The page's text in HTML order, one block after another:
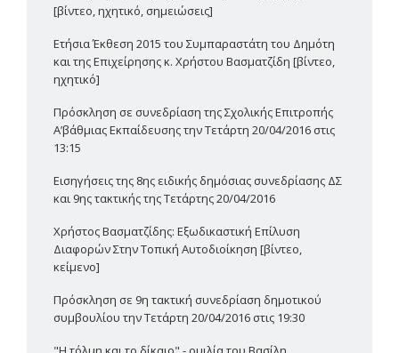
[βίντεο, ηχητικό, σημειώσεις]
Ετήσια Έκθεση 2015 του Συμπαραστάτη του Δημότη
και της Επιχείρησης κ. Χρήστου Βασματζίδη [βίντεο,
ηχητικό]
Πρόσκληση σε συνεδρίαση της Σχολικής Επιτροπής
Α’βάθμιας Εκπαίδευσης την Τετάρτη 20/04/2016 στις
13:15
Εισηγήσεις της 8ης ειδικής δημόσιας συνεδρίασης ΔΣ
και 9ης τακτικής της Τετάρτης 20/04/2016
Χρήστος Βασματζίδης: Εξωδικαστική Επίλυση
Διαφορών Στην Τοπική Αυτοδιοίκηση [βίντεο,
κείμενο]
Πρόσκληση σε 9η τακτική συνεδρίαση δημοτικού
συμβουλίου την Τετάρτη 20/04/2016 στις 19:30